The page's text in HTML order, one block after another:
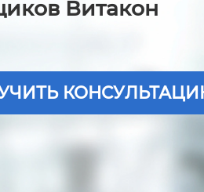
Витакон